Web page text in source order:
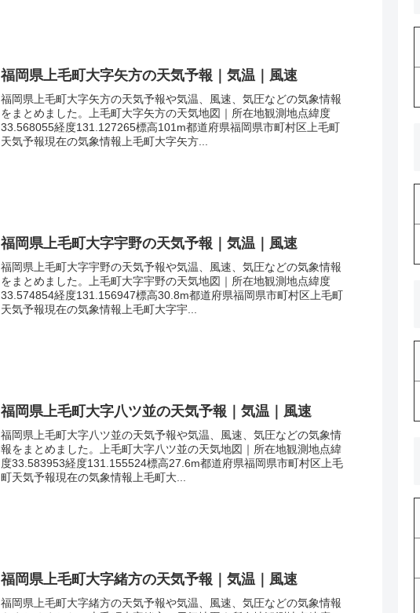
福岡県上毛町大字矢方の天気予報｜気温｜風速
福岡県上毛町大字矢方の天気予報や気温、風速、気圧などの気象情報
をまとめました。上毛町大字矢方の天気地図｜所在地観測地点緯度
33.568055経度131.127265標高101m都道府県福岡県市町村区上毛町
天気予報現在の気象情報上毛町大字矢方...
福岡県上毛町大字宇野の天気予報｜気温｜風速
福岡県上毛町大字宇野の天気予報や気温、風速、気圧などの気象情報
をまとめました。上毛町大字宇野の天気地図｜所在地観測地点緯度
33.574854経度131.156947標高30.8m都道府県福岡県市町村区上毛町
天気予報現在の気象情報上毛町大字宇...
福岡県上毛町大字八ツ並の天気予報｜気温｜風速
福岡県上毛町大字八ツ並の天気予報や気温、風速、気圧などの気象情
報をまとめました。上毛町大字八ツ並の天気地図｜所在地観測地点緯
度33.583953経度131.155524標高27.6m都道府県福岡県市町村区上毛
町天気予報現在の気象情報上毛町大...
福岡県上毛町大字緒方の天気予報｜気温｜風速
福岡県上毛町大字緒方の天気予報や気温、風速、気圧などの気象情報